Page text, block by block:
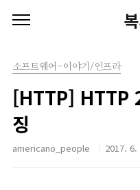
소프트웨어-이야기/인프라
[HTTP] HTTP
징
americano_people 2017.